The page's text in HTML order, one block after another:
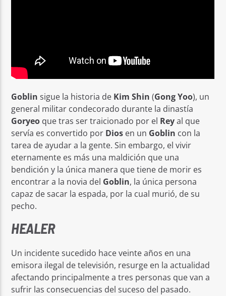
Goblin sigue la historia de Kim Shin (Gong Yoo), un
general militar condecorado durante la dinastía
Goryeo que tras ser traicionado por el Reyal que
servía es convertido por Dios en un Goblin con la
tarea de ayudar a la gente. Sin embargo, el vivir
eternamente es más una maldición que una
bendición y la única manera que tiene de morir es
encontrar a la novia del Goblin, la única persona
capaz de sacar la espada, por la cual murió, de su
pecho.
HEALER
Un incidente sucedido hace veinte años en una
emisora ilegal de televisión, resurge en la actualidad
afectando principalmente a tres personas que van a
sufrir las consecuencias del suceso del pasado.